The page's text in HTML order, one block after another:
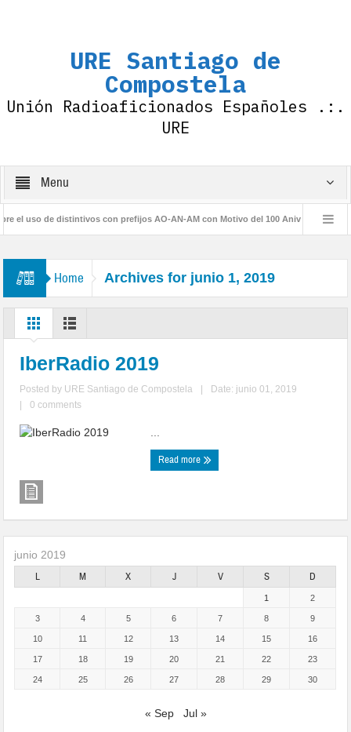
URE Santiago de
Compostela
Unión Radioaficionados Españoles .:.
URE
Menu
uso de distintivos con prefijos AO-AN-AM con Motivo del 100 Aniversario de la
Home Archives for junio 1, 2019
IberRadio 2019
Posted by URE Santiago de Compostela
Date: junio 01, 2019
0 comments
Read more
junio 2019
L
M X J V S D
1 2
3 4 5 6 7 8 9
10 11 12 13 14 15 16
17 18 19 20 21 22 23
24 25 26 27 28 29 30
« Sep Jul »